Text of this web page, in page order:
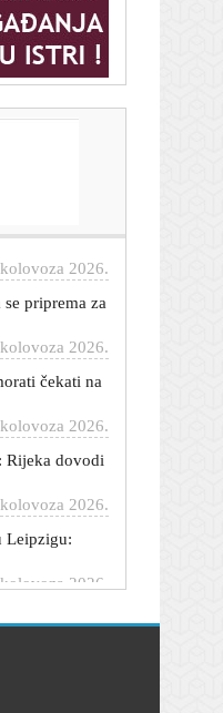
57. godini:
ne
2026.
se priprema za
2026.
čekati na
2026.
Rijeka dovodi
2026.
Leipzigu:
2026.
2026.